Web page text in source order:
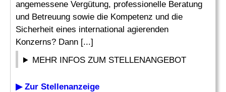
angemessene Vergütung, professionelle Beratung
und Betreuung sowie die Kompetenz und die
Sicherheit eines international agierenden
Konzerns? Dann [...]
MEHR INFOS ZUM STELLENANGEBOT
▶ Zur Stellenanzeige